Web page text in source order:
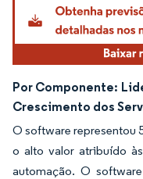
Por Componente:
Crescimento dos
O software representou
o alto valor atribuído
automação. O